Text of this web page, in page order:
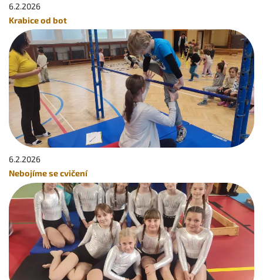
6.2.2026
Krabice od bot
6.2.2026
Nebojíme se cvičení